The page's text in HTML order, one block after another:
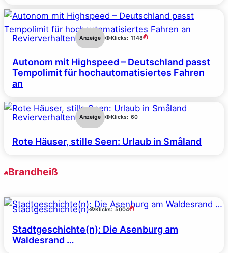
Revierverhalten Anzeige Klicks: 1148
Autonom mit Highspeed – Deutschland passt
Tempolimit für hochautomatisiertes Fahren
an
Revierverhalten Anzeige Klicks: 60
Rote Häuser, stille Seen: Urlaub in Småland
Brandheiß
Stadtgeschichte(n) Klicks: 5004
Stadtgeschichte(n): Die Asenburg am
Waldesrand …